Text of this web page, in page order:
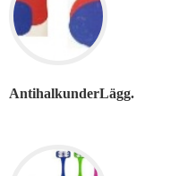
AntihalkunderLägg.